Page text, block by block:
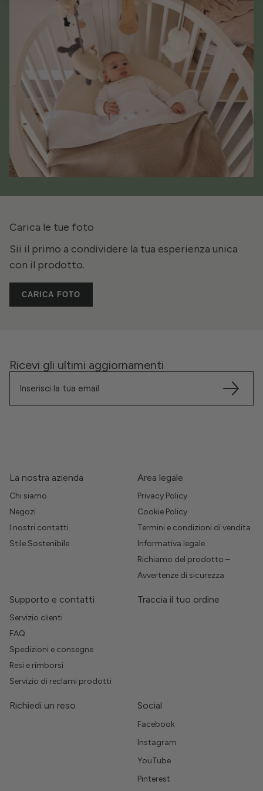
Carica le tue foto
Sii il primo a condividere la tua esperienza unica
con il prodotto.
CARICA FOTO
Ricevi gli ultimi aggiornamenti
La nostra azienda
Chi siamo
Negozi
I nostri contatti
Stile Sostenibile
Area legale
Privacy Policy
Cookie Policy
Termini e condizioni di vendita
Informativa legale
Richiamo del prodotto –
Avvertenze di sicurezza
Supporto e contatti
Servizio clienti
FAQ
Spedizioni e consegne
Resi e rimborsi
Servizio di reclami prodotti
Traccia il tuo ordine
Richiedi un reso Social
Facebook
Instagram
YouTube
Pinterest